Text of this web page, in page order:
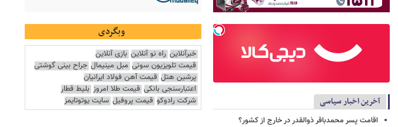
آخرین اخبار سیاسی
اقامت پسر محمدباقر ذوالقدر در خارج از کشور؟
وبگردی
خبرآنلاین راه نو آنلاین بازی آنلاین
قیمت تلویزیون سونی مبل مینیمال جراح بینی گوشتی
پرشین هتل قیمت آهن فولاد ایرانیان
اعتبارسنجی بانکی قیمت طلا امروز بلیط قطار
شرکت رادوکو قیمت پروفیل سایت یوتوتایمز